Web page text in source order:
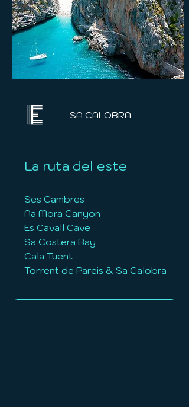
E SA CALOBRA
La ruta del este
Ses Cambres
Na Mora Canyon
Es Cavall Cave
Sa Costera Bay
Cala Tuent
Torrent de Pareis & Sa Calobra